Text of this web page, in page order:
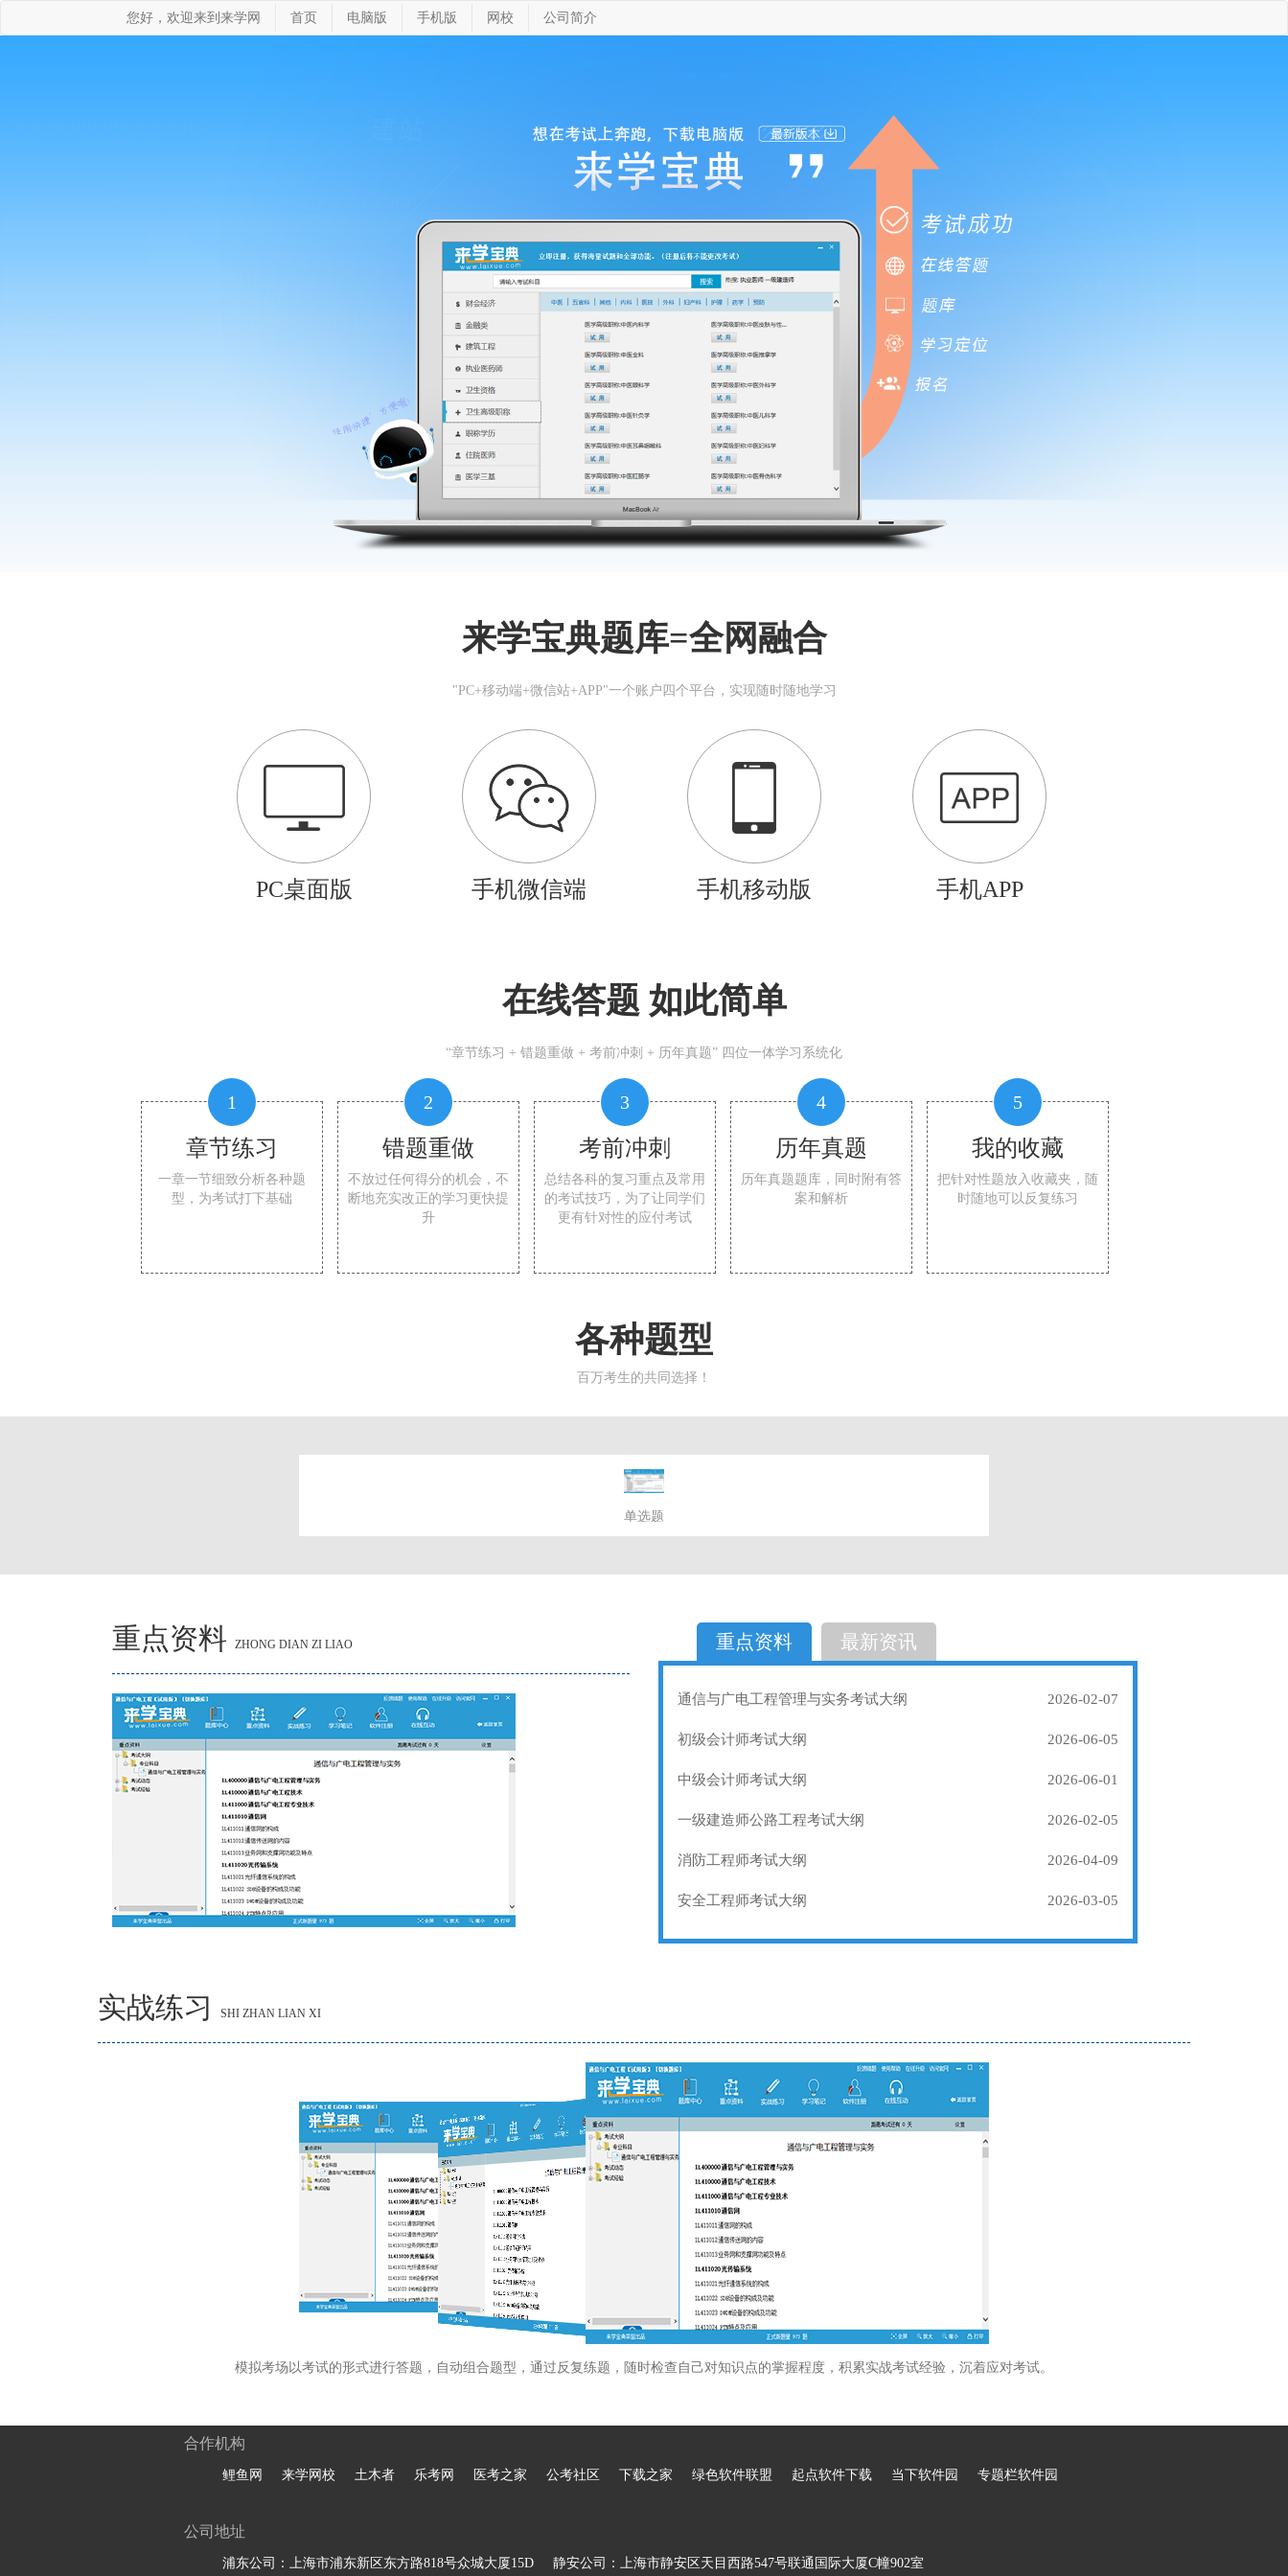
您好，欢迎来到来学网 首页 电脑版 手机版 网校 公司简介
来学宝典题库=全网融合
"PC+移动端+微信站+APP"一个账户四个平台，实现随时随地学习
PC桌面版 手机微信端 手机移动版 手机APP
在线答题 如此简单
“章节练习 + 错题重做 + 考前冲刺 + 历年真题” 四位一体学习系统化
1
章节练习
一章一节细致分析各种题
型，为考试打下基础
2
错题重做
不放过任何得分的机会，不
断地充实改正的学习更快提
升
3
考前冲刺
总结各科的复习重点及常用
的考试技巧，为了让同学们
更有针对性的应付考试
4
历年真题
历年真题题库，同时附有答
案和解析
5
我的收藏
把针对性题放入收藏夹，随
时随地可以反复练习
各种题型
百万考生的共同选择！
单选题
选择题
重点资料 ZHONG DIAN ZI LIAO 重点资料 最新资讯
通信与广电工程管理与实务考试大纲 2026-02-07
初级会计师考试大纲 2026-06-05
中级会计师考试大纲 2026-06-01
一级建造师公路工程考试大纲 2026-02-05
消防工程师考试大纲 2026-04-09
安全工程师考试大纲 2026-03-05
实战练习 SHI ZHAN LIAN XI
模拟考场以考试的形式进行答题，自动组合题型，通过反复练题，随时检查自己对知识点的掌握程度，积累实战考试经验，沉着应对考试。
合作机构
鲤鱼网 来学网校 土木者 乐考网 医考之家 公考社区 下载之家 绿色软件联盟 起点软件下载 当下软件园 专题栏软件园
公司地址
浦东公司：上海市浦东新区东方路818号众城大厦15D 静安公司：上海市静安区天目西路547号联通国际大厦C幢902室